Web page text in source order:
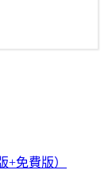
+免費版）